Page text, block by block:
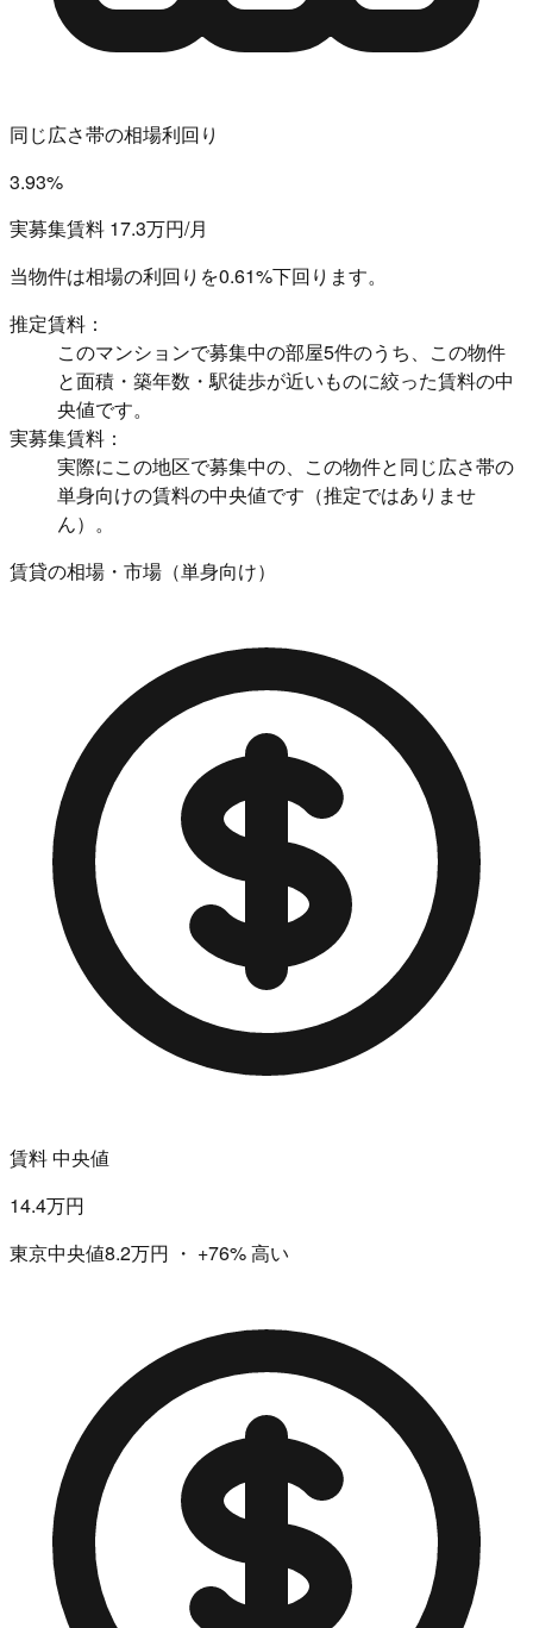
同じ広さ帯の相場利回り
3.93%
実募集賃料 17.3万円/月
当物件は相場の利回りを0.61%下回ります。
推定賃料：
このマンションで募集中の部屋5件のうち、この物件
と面積・築年数・駅徒歩が近いものに絞った賃料の中
央値です。
実募集賃料：
実際にこの地区で募集中の、この物件と同じ広さ帯の
単身向けの賃料の中央値です（推定ではありませ
ん）。
賃貸の相場・市場（単身向け）
賃料 中央値
14.4万円
東京中央値8.2万円 ・ +76%高い